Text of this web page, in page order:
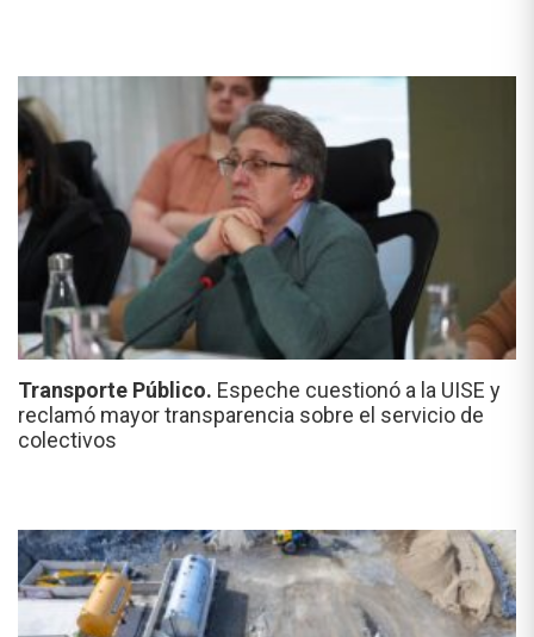
Transporte Público. Espeche cuestionó a la UISE y
reclamó mayor transparencia sobre el servicio de
colectivos